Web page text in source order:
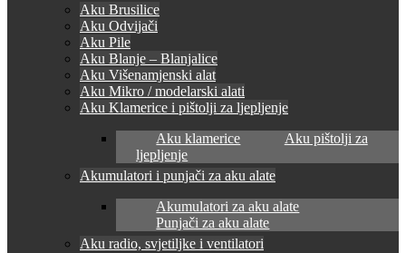
Aku Brusilice
Aku Odvijači
Aku Pile
Aku Blanje – Blanjalice
Aku Višenamjenski alat
Aku Mikro / modelarski alati
Aku Klamerice i pištolji za ljepljenje
Aku klamerice
Aku pištolji za
ljepljenje
Akumulatori i punjači za aku alate
Akumulatori za aku alate
Punjači za aku alate
Aku radio, svjetiljke i ventilatori